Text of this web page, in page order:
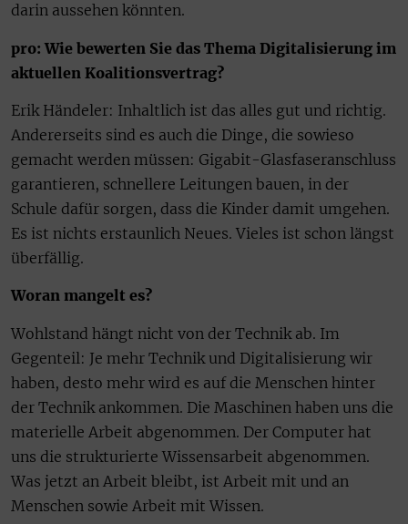
darin aussehen könnten.
pro: Wie bewerten Sie das Thema Digitalisierung im
aktuellen Koalitionsvertrag?
Erik Händeler: Inhaltlich ist das alles gut und richtig.
Andererseits sind es auch die Dinge, die sowieso
gemacht werden müssen: Gigabit-Glasfaseranschluss
garantieren, schnellere Leitungen bauen, in der
Schule dafür sorgen, dass die Kinder damit umgehen.
Es ist nichts erstaunlich Neues. Vieles ist schon längst
überfällig.
Woran mangelt es?
Wohlstand hängt nicht von der Technik ab. Im
Gegenteil: Je mehr Technik und Digitalisierung wir
haben, desto mehr wird es auf die Menschen hinter
der Technik ankommen. Die Maschinen haben uns die
materielle Arbeit abgenommen. Der Computer hat
uns die strukturierte Wissensarbeit abgenommen.
Was jetzt an Arbeit bleibt, ist Arbeit mit und an
Menschen sowie Arbeit mit Wissen.